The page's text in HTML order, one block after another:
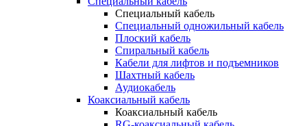
Специальный кабель
Специальный одножильный кабель
Плоский кабель
Спиральный кабель
Кабели для лифтов и подъемников
Шахтный кабель
Аудиокабель
Коаксиальный кабель
Коаксиальный кабель